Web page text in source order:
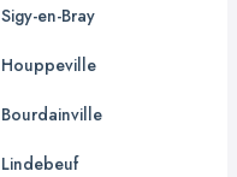
Sigy-en-Bray
Houppeville
Bourdainville
Lindebeuf